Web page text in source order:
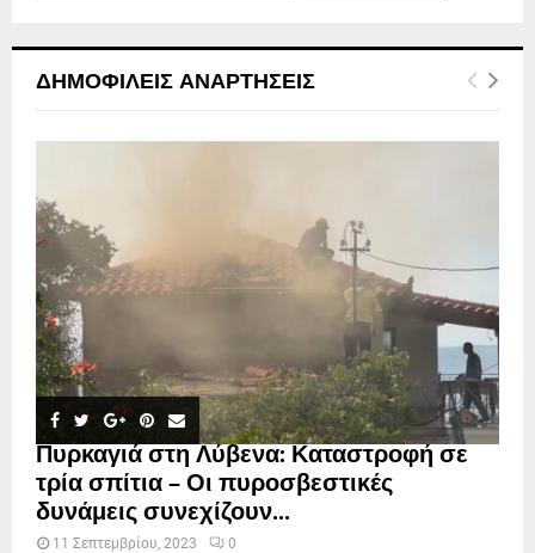
ΔΗΜΟΦΙΛΕΊΣ ΑΝΑΡΤΉΣΕΙΣ
Πυρκαγιά στη Λύβενα: Καταστροφή σε
τρία σπίτια – Οι πυροσβεστικές
δυνάμεις συνεχίζουν...
11 Σεπτεμβρίου, 2023 0